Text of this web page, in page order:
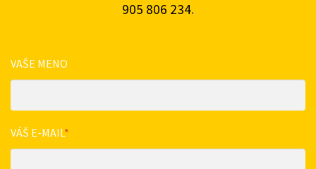
905 806 234.
VAŠE MENO
VÁŠ E-MAIL*